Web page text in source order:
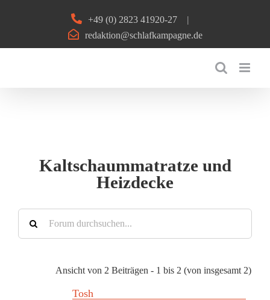
+49 (0) 2823 41920-27
|
redaktion@schlafkampagne.de
Kaltschaummatratze und
Heizdecke
Ansicht von 2 Beiträgen - 1 bis 2 (von insgesamt 2)
Tosh